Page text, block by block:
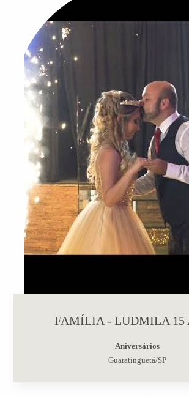
FAMÍLIA - LUDMILA 15
Aniversários
Guaratinguetá/SP